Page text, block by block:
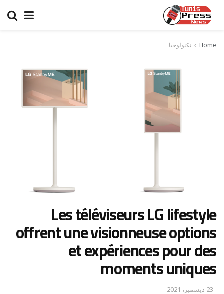
Home تكنولوجيا
Les téléviseurs LG lifestyle
offrent une visionneuse options
et expériences pour des
moments uniques
23 ديسمبر، 2021